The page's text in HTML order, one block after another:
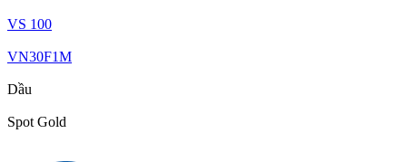
VS 100
VN30F1M
Dầu
Spot Gold